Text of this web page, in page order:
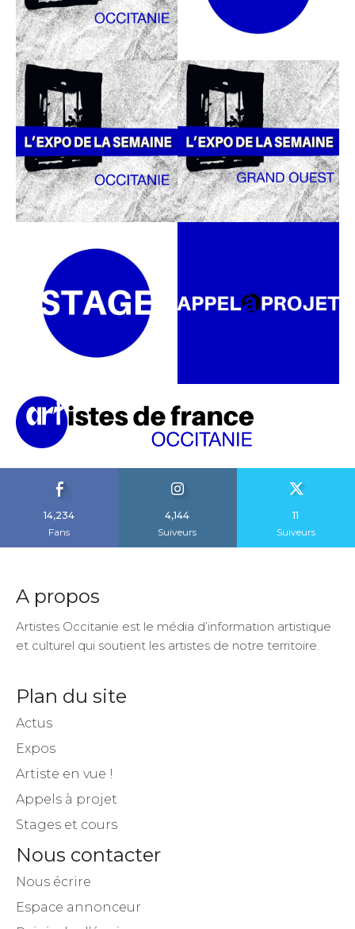
14,234
Fans
4,144
Suiveurs
11
Suiveurs
A propos
Artistes Occitanie est le média d’information artistique
et culturel qui soutient les artistes de notre territoire.
Plan du site
Actus
Expos
Artiste en vue !
Appels à projet
Stages et cours
Nous contacter
Nous écrire
Espace annonceur